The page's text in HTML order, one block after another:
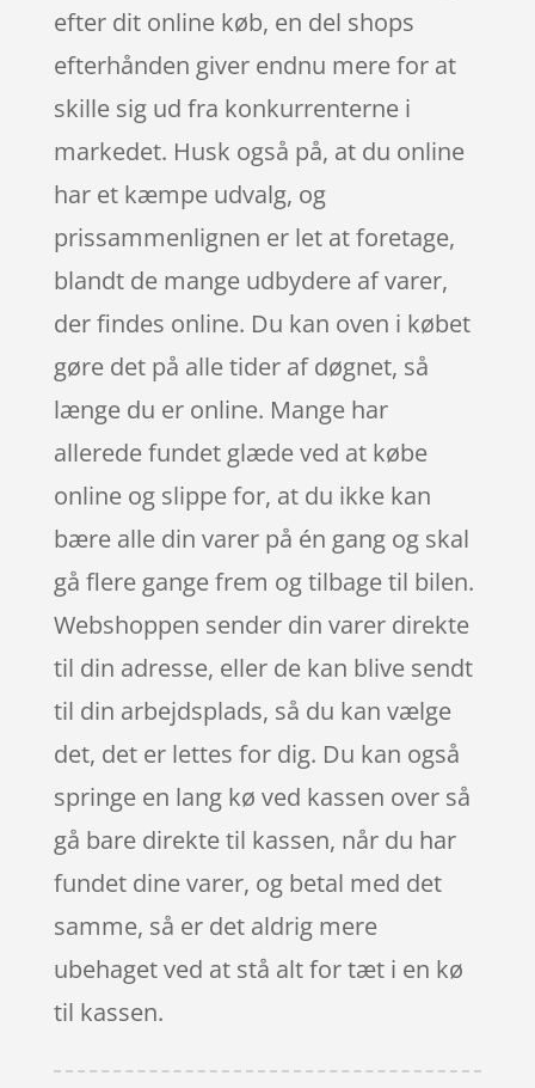
efter dit online køb, en del shops
efterhånden giver endnu mere for at
skille sig ud fra konkurrenterne i
markedet. Husk også på, at du online
har et kæmpe udvalg, og
prissammenlignen er let at foretage,
blandt de mange udbydere af varer,
der findes online. Du kan oven i købet
gøre det på alle tider af døgnet, så
længe du er online. Mange har
allerede fundet glæde ved at købe
online og slippe for, at du ikke kan
bære alle din varer på én gang og skal
gå flere gange frem og tilbage til bilen.
Webshoppen sender din varer direkte
til din adresse, eller de kan blive sendt
til din arbejdsplads, så du kan vælge
det, det er lettes for dig. Du kan også
springe en lang kø ved kassen over så
gå bare direkte til kassen, når du har
fundet dine varer, og betal med det
samme, så er det aldrig mere
ubehaget ved at stå alt for tæt i en kø
til kassen.